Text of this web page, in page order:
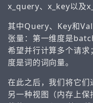
x_query、x_key以及
其中Query、Key和
张量：第一维度是
希望并行计算多个请
度是词的词向量。
在此之后，我们将它们
另一种视图（内存上